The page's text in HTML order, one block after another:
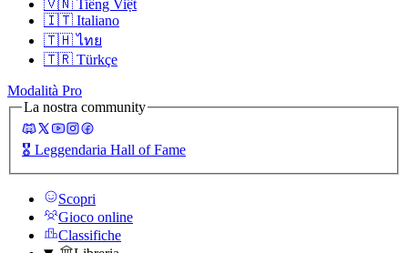
🇻🇳 Tiếng Việt
🇮🇹 Italiano
🇹🇭 ไทย
🇹🇷 Türkçe
Modalità Pro
La nostra community
🎖️ Leggendaria Hall of Fame
Scopri
Gioco online
Classifiche